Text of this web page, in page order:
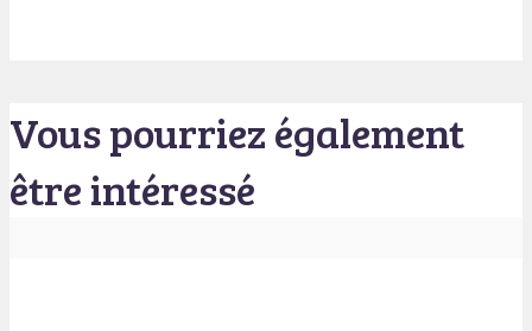
Vous pourriez également
être intéressé